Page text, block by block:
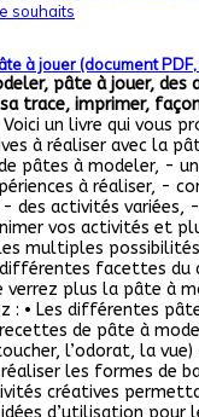
souhaits
à jouer (document
pâte à jouer, des
trace, imprimer,
Voici un livre qui vous
à réaliser avec la
pâtes à modeler, -
à réaliser, -
des activités variées,
vos activités et
multiples
facettes du
verrez plus la pâte à
: • Les différentes
de pâte à
l’odorat, la vue)
les formes de
créatives